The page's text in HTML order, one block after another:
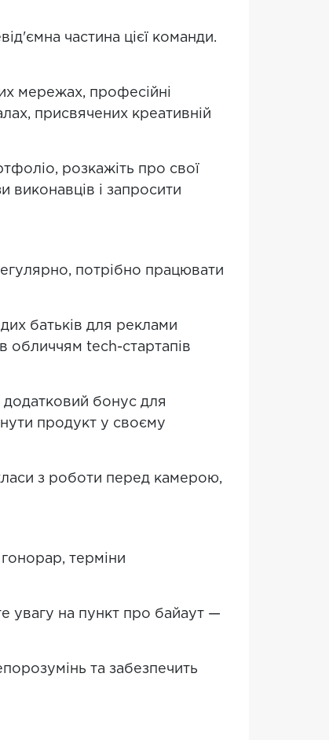
частина цієї команди.
мережах, професійні
присвячених креативній
розкажіть про свої
виконавців і запросити
потрібно працювати
батьків для реклами
обличчям tech-стартапів
бонус для
продукт у своєму
з роботи перед камерою,
терміни
увагу на пункт про байаут —
та забезпечить